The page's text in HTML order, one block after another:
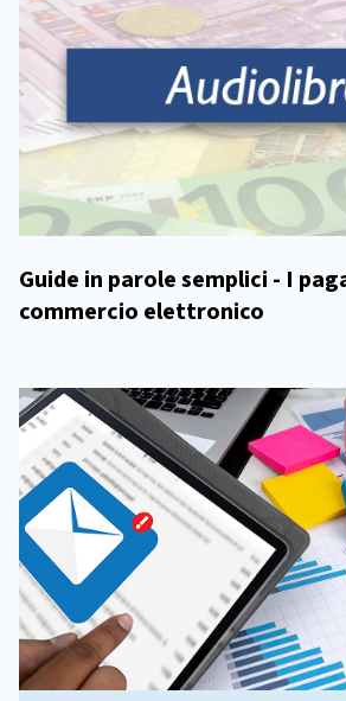
Guide in parole semplici - I
commercio elettronico